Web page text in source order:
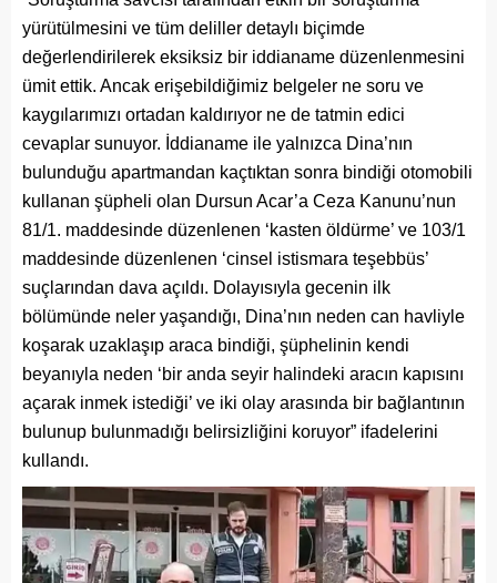
yürütülmesini ve tüm deliller detaylı biçimde
değerlendirilerek eksiksiz bir iddianame düzenlenmesini
ümit ettik. Ancak erişebildiğimiz belgeler ne soru ve
kaygılarımızı ortadan kaldırıyor ne de tatmin edici
cevaplar sunuyor. İddianame ile yalnızca Dina’nın
bulunduğu apartmandan kaçtıktan sonra bindiği otomobili
kullanan şüpheli olan Dursun Acar’a Ceza Kanunu’nun
81/1. maddesinde düzenlenen ‘kasten öldürme’ ve 103/1
maddesinde düzenlenen ‘cinsel istismara teşebbüs’
suçlarından dava açıldı. Dolayısıyla gecenin ilk
bölümünde neler yaşandığı, Dina’nın neden can havliyle
koşarak uzaklaşıp araca bindiği, şüphelinin kendi
beyanıyla neden ‘bir anda seyir halindeki aracın kapısını
açarak inmek istediği’ ve iki olay arasında bir bağlantının
bulunup bulunmadığı belirsizliğini koruyor” ifadelerini
kullandı.